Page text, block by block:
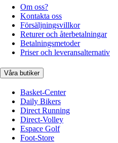
Om oss?
Kontakta oss
Försäljningsvillkor
Returer och återbetalningar
Betalningsmetoder
Priser och leveransalternativ
Våra butiker
Basket-Center
Daily Bikers
Direct Running
Direct-Volley
Espace Golf
Foot-Store